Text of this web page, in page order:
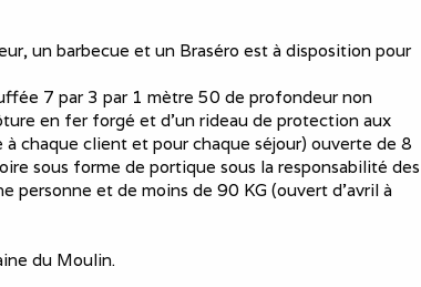
un barbecue et un Braséro est à disposition pour
7 par 3 par 1 mètre 50 de profondeur non
en fer forgé et d’un rideau de protection aux
chaque client et pour chaque séjour) ouverte de 8
sous forme de portique sous la responsabilité des
personne et de moins de 90 KG (ouvert d'avril à
du Moulin.